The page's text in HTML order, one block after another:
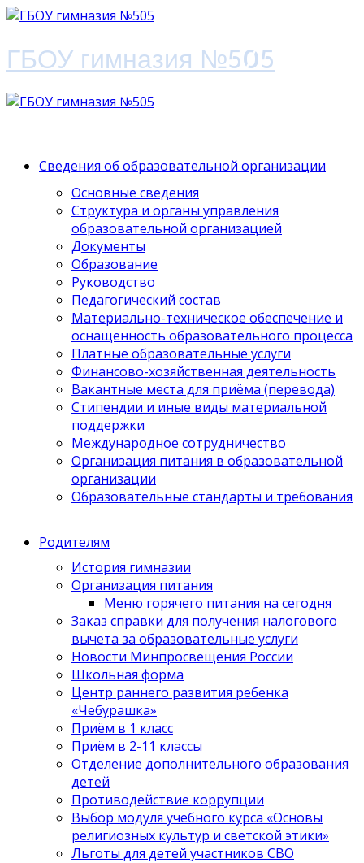
ГБОУ гимназия №505
Сведения об образовательной организации
Основные сведения
Структура и органы управления
образовательной организацией
Документы
Образование
Руководство
Педагогический состав
Материально-техническое обеспечение и
оснащенность образовательного процесса
Платные образовательные услуги
Финансово-хозяйственная деятельность
Вакантные места для приёма (перевода)
Стипендии и иные виды материальной
поддержки
Международное сотрудничество
Организация питания в образовательной
организации
Образовательные стандарты и требования
Родителям
История гимназии
Организация питания
Меню горячего питания на сегодня
Заказ справки для получения налогового
вычета за образовательные услуги
Новости Минпросвещения России
Школьная форма
Центр раннего развития ребенка
«Чебурашка»
Приём в 1 класс
Приём в 2-11 классы
Отделение дополнительного образования
детей
Противодействие коррупции
Выбор модуля учебного курса «Основы
религиозных культур и светской этики»
Льготы для детей участников СВО